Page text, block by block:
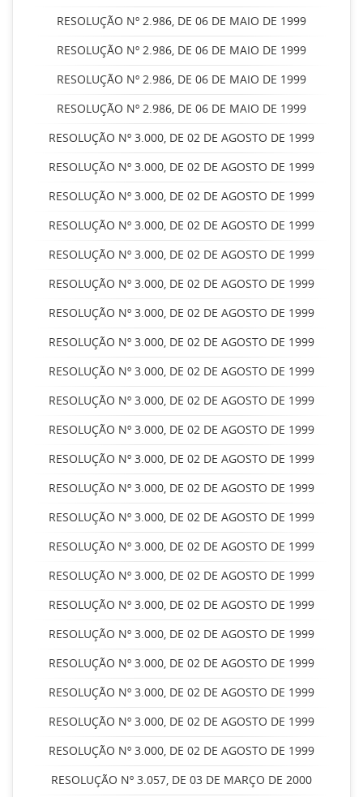
RESOLUÇÃO Nº 2.986, DE 06 DE MAIO DE 1999
RESOLUÇÃO Nº 2.986, DE 06 DE MAIO DE 1999
RESOLUÇÃO Nº 2.986, DE 06 DE MAIO DE 1999
RESOLUÇÃO Nº 2.986, DE 06 DE MAIO DE 1999
RESOLUÇÃO Nº 3.000, DE 02 DE AGOSTO DE 1999
RESOLUÇÃO Nº 3.000, DE 02 DE AGOSTO DE 1999
RESOLUÇÃO Nº 3.000, DE 02 DE AGOSTO DE 1999
RESOLUÇÃO Nº 3.000, DE 02 DE AGOSTO DE 1999
RESOLUÇÃO Nº 3.000, DE 02 DE AGOSTO DE 1999
RESOLUÇÃO Nº 3.000, DE 02 DE AGOSTO DE 1999
RESOLUÇÃO Nº 3.000, DE 02 DE AGOSTO DE 1999
RESOLUÇÃO Nº 3.000, DE 02 DE AGOSTO DE 1999
RESOLUÇÃO Nº 3.000, DE 02 DE AGOSTO DE 1999
RESOLUÇÃO Nº 3.000, DE 02 DE AGOSTO DE 1999
RESOLUÇÃO Nº 3.000, DE 02 DE AGOSTO DE 1999
RESOLUÇÃO Nº 3.000, DE 02 DE AGOSTO DE 1999
RESOLUÇÃO Nº 3.000, DE 02 DE AGOSTO DE 1999
RESOLUÇÃO Nº 3.000, DE 02 DE AGOSTO DE 1999
RESOLUÇÃO Nº 3.000, DE 02 DE AGOSTO DE 1999
RESOLUÇÃO Nº 3.000, DE 02 DE AGOSTO DE 1999
RESOLUÇÃO Nº 3.000, DE 02 DE AGOSTO DE 1999
RESOLUÇÃO Nº 3.000, DE 02 DE AGOSTO DE 1999
RESOLUÇÃO Nº 3.000, DE 02 DE AGOSTO DE 1999
RESOLUÇÃO Nº 3.000, DE 02 DE AGOSTO DE 1999
RESOLUÇÃO Nº 3.000, DE 02 DE AGOSTO DE 1999
RESOLUÇÃO Nº 3.000, DE 02 DE AGOSTO DE 1999
RESOLUÇÃO Nº 3.057, DE 03 DE MARÇO DE 2000